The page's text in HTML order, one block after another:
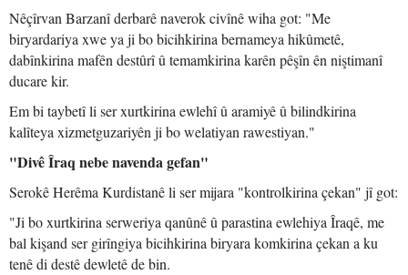
Nêçîrvan Barzanî derbarê naverok civînê wiha got: "Me
biryardariya xwe ya ji bo bicihkirina bernameya hikûmetê,
dabînkirina mafên destûrî û temamkirina karên pêşîn ên niştimanî
ducare kir.
Em bi taybetî li ser xurtkirina ewlehî û aramiyê û bilindkirina
kalîteya xizmetguzariyên ji bo welatiyan rawestiyan."
"Divê Îraq nebe navenda gefan"
Serokê Herêma Kurdistanê li ser mijara "kontrolkirina çekan" jî got:
"Ji bo xurtkirina serweriya qanûnê û parastina ewlehiya Îraqê, me
bal kişand ser girîngiya bicihkirina biryara komkirina çekan a ku
tenê di destê dewletê de bin.